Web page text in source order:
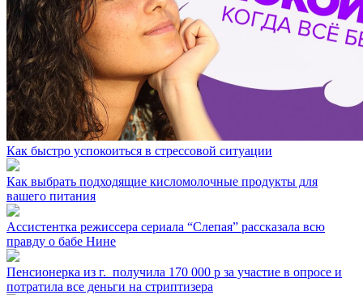
Как быстро успокоиться в стрессовой ситуации
Как выбрать подходящие кисломолочные продукты для
вашего питания
Ассистентка режиссера сериала “Слепая” рассказала всю
правду о бабе Нине
Пенсионерка из г. ⁣ получила 170 000 р за участие в опросе и
потратила все деньги на стриптизера